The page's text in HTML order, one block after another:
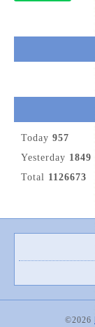
Today 957
Yesterday 1849
Total 1126673
©2026